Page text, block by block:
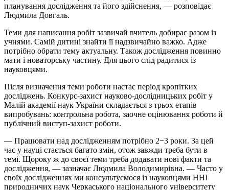
планування дослідження та його здійснення, — розповідає
Людмила Довгаль.
Теми для написання робіт зазвичай вчитель добирає разом із
учнями. Самій дитині знайти її надзвичайно важко. Адже
потрібно обрати тему актуальну. Також дослідження повинно
мати і новаторську частину. Для цього слід радитися із
науковцями.
Після визначення теми роботи настає період кропітких
досліджень. Конкурс-захист науково-дослідницьких робіт у
Малій академії наук України складається з трьох етапів
випробувань: контрольна робота, заочне оцінювання роботи й
публічний виступ-захист роботи.
— Працювати над дослідженням потрібно 2−3 роки. За цей
час у науці стається багато змін, отож завжди треба бути в
темі. Щороку ж до своєї теми треба додавати нові факти та
дослідження, — зазначає Людмила Володимирівна. — Часто у
своїх дослідженнях ми консультуємося із науковцями ННІ
природничих наук Черкаського національного університету